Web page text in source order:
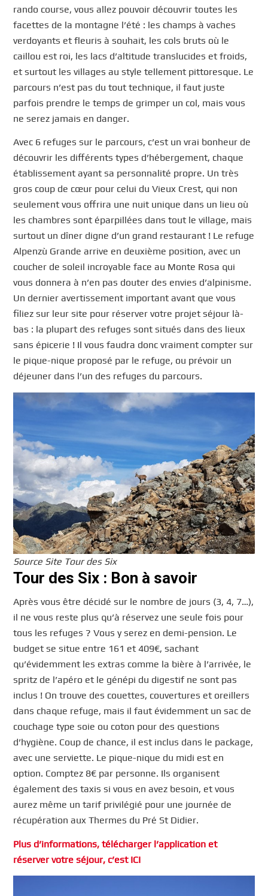
rando course, vous allez pouvoir découvrir toutes les
facettes de la montagne l’été : les champs à vaches
verdoyants et fleuris à souhait, les cols bruts où le
caillou est roi, les lacs d’altitude translucides et froids,
et surtout les villages au style tellement pittoresque. Le
parcours n’est pas du tout technique, il faut juste
parfois prendre le temps de grimper un col, mais vous
ne serez jamais en danger.
Avec 6 refuges sur le parcours, c’est un vrai bonheur de
découvrir les différents types d’hébergement, chaque
établissement ayant sa personnalité propre. Un très
gros coup de cœur pour celui du Vieux Crest, qui non
seulement vous offrira une nuit unique dans un lieu où
les chambres sont éparpillées dans tout le village, mais
surtout un dîner digne d’un grand restaurant ! Le refuge
Alpenzù Grande arrive en deuxième position, avec un
coucher de soleil incroyable face au Monte Rosa qui
vous donnera à n’en pas douter des envies d’alpinisme.
Un dernier avertissement important avant que vous
filiez sur leur site pour réserver votre projet séjour là-
bas : la plupart des refuges sont situés dans des lieux
sans épicerie ! Il vous faudra donc vraiment compter sur
le pique-nique proposé par le refuge, ou prévoir un
déjeuner dans l’un des refuges du parcours.
Source Site Tour des Six
Tour des Six : Bon à savoir
Après vous être décidé sur le nombre de jours (3, 4, 7…),
il ne vous reste plus qu’à réservez une seule fois pour
tous les refuges ? Vous y serez en demi-pension. Le
budget se situe entre 161 et 409€, sachant
qu’évidemment les extras comme la bière à l’arrivée, le
spritz de l’apéro et le génépi du digestif ne sont pas
inclus ! On trouve des couettes, couvertures et oreillers
dans chaque refuge, mais il faut évidemment un sac de
couchage type soie ou coton pour des questions
d’hygiène. Coup de chance, il est inclus dans le package,
avec une serviette. Le pique-nique du midi est en
option. Comptez 8€ par personne. Ils organisent
également des taxis si vous en avez besoin, et vous
aurez même un tarif privilégié pour une journée de
récupération aux Thermes du Pré St Didier.
Plus d’informations, télécharger l’application et
réserver votre séjour, c’est ICI